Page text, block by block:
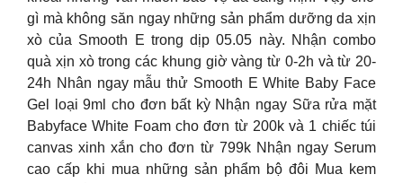
gì mà không săn ngay những sản phẩm dưỡng da xịn
xò của Smooth E trong dịp 05.05 này. Nhận combo
quà xịn xò trong các khung giờ vàng từ 0-2h và từ 20-
24h Nhân ngay mẫu thử Smooth E White Baby Face
Gel loại 9ml cho đơn bất kỳ Nhận ngay Sữa rửa mặt
Babyface White Foam cho đơn từ 200k và 1 chiếc túi
canvas xinh xắn cho đơn từ 799k Nhận ngay Serum
cao cấp khi mua những sản phẩm bộ đôi Mua kem